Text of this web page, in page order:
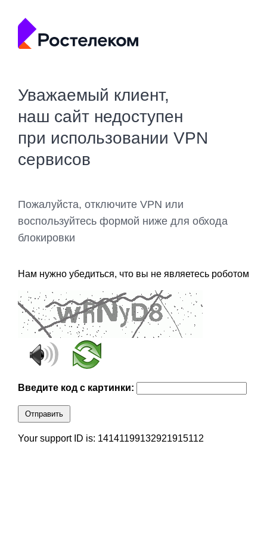
Уважаемый клиент,
наш сайт недоступен
при использовании VPN
сервисов
Пожалуйста, отключите VPN или
воспользуйтесь формой ниже для обхода
блокировки
Нам нужно убедиться, что вы не являетесь роботом
Введите код с картинки:
Отправить
Your support ID is: 14141199132921915112